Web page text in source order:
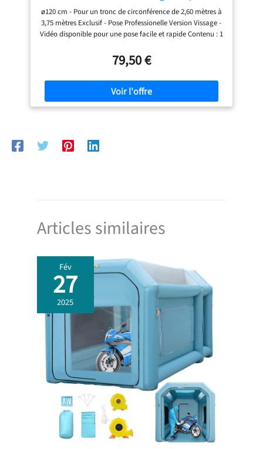
Chenilles Processionnaires du Pin
ø120 cm - Pour un tronc de circonférence de 2,60 mètres à
3,75 mètres Exclusif - Pose Professionelle Version Vissage -
Vidéo disponible pour une pose facile et rapide Contenu : 1
descente, 1 sachet de mastic, 1 sac collecteur, 10 Vis 6x50,
2 Vis 6x30,1 embout de vissage TX30, 1 notice de pose. Le
vissage dans l'épaisseur de l'écorce ne blesse pas l'arbre -
Utilisable plusieurs années. La pose avec vissage est plus
solide, le piège ne bouge plus et garantit une qualité de
piégeage optimale. Capture les processions de chenilles,
79,50 €
Articles similaires
Fév
27
2025